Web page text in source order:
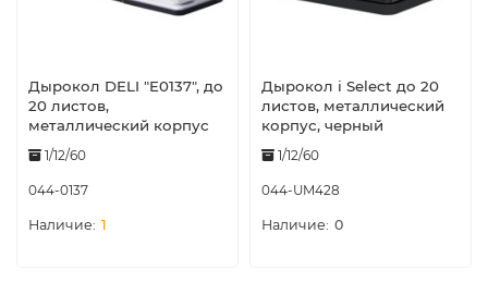
Дырокол DELI "E0137", до
20 листов,
металлический корпус
1/12/60
044-0137
1
Дырокол i Select до 20
листов, металлический
корпус, черный
1/12/60
044-UM428
0